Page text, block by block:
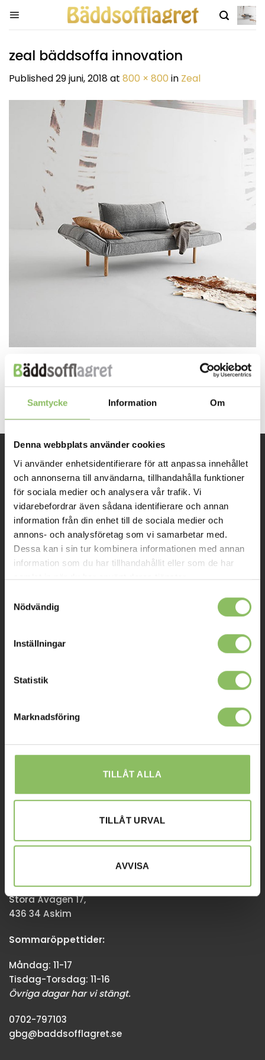
Samtycke Information Om
Denna webbplats använder cookies
Vi använder enhetsidentifierare för att anpassa innehållet
och annonserna till användarna, tillhandahålla funktioner
för sociala medier och analysera vår trafik. Vi
vidarebefordrar även sådana identifierare och annan
information från din enhet till de sociala medier och
annons- och analysföretag som vi samarbetar med.
Dessa kan i sin tur kombinera informationen med annan
information som du har tillhandahållit eller som de har
samlat in när du har använt deras tjänster.
Nödvändig
Inställningar
Statistik
Marknadsföring
TILLÅT ALLA
TILLÅT URVAL
AVVISA
zeal bäddsoffa innovation
Published29 juni, 2018at 800 × 800 in Zeal
Both comments and trackbacks are currently closed.
Next→
INFORMATION
Om oss
Kontakt
Mitt konto
Prisgaranti
Ulvsundavägen 174,
Tisdag-Torsdag: 11-18
Stora Åvägen 17,
436 34 Askim
Sommaröppettider:
Måndag: 11-17
Tisdag-Torsdag: 11-16
Övriga dagar har vi stängt.
0702-797103
gbg@baddsofflagret.se